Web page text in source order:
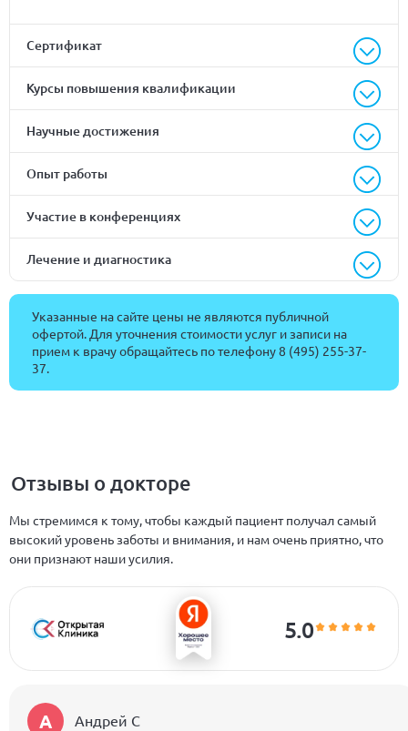
Сертификат
Курсы повышения квалификации
Научные достижения
Опыт работы
Участие в конференциях
Лечение и диагностика
Указанные на сайте цены не являются публичной
офертой. Для уточнения стоимости услуг и записи на
прием к врачу обращайтесь по телефону8 (495) 255-37-
37.
Отзывы о докторе
Мы стремимся к тому, чтобы каждый пациент получал самый
высокий уровень заботы и внимания, и нам очень приятно, что
они признают наши усилия.
5.0
А Андрей C